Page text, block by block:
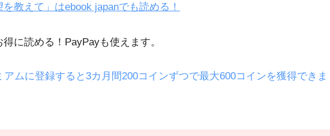
教えて」はebook japanでも読める！
に読める！PayPayも使えます。
アムに登録すると3カ月間200コインずつで最大600コインを獲得できま